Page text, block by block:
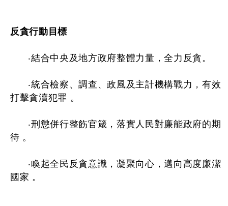
反貪行動目標
‧結合中央及地方政府整體力量，全力反貪。
‧統合檢察、調查、政風及主計機構戰力，有效
打擊貪瀆犯罪 。
‧刑懲併行整飭官箴，落實人民對廉能政府的期
待 。
‧喚起全民反貪意識，凝聚向心，邁向高度廉潔
國家 。